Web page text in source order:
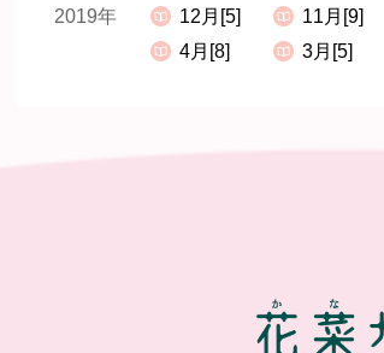
2019年 12月[5] 11月[9]
4月[8]
3月[5]